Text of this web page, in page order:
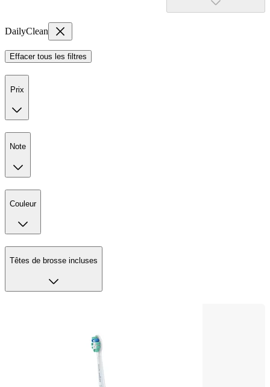
DailyClean
Effacer tous les filtres
Prix
Note
Couleur
Têtes de brosse incluses